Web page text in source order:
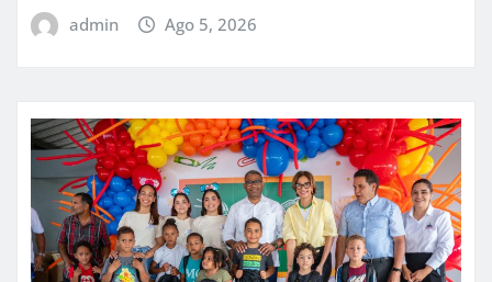
admin Ago 5, 2026